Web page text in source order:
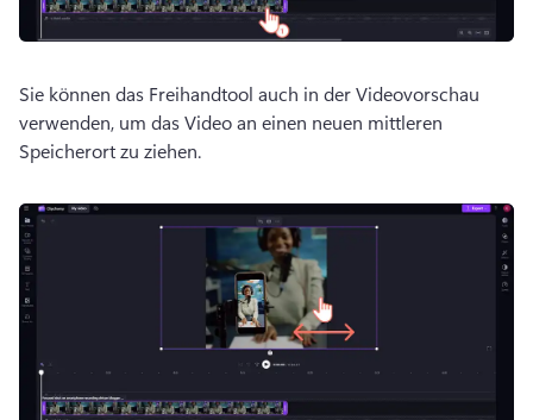
Sie können das Freihandtool auch in der Videovorschau
verwenden, um das Video an einen neuen mittleren
Speicherort zu ziehen.